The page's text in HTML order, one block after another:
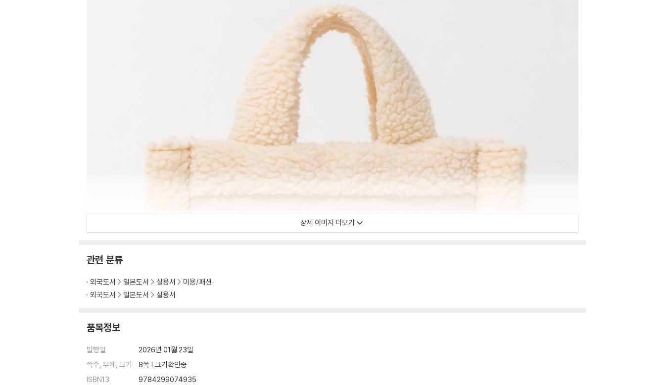
상세 이미지 더보기
관련 분류
외국도서 일본도서 실용서
미용/패션
외국도서
일본도서 실용서
품목정보
발행일
2026년 01월 23일
쪽수, 무게, 크기
8쪽 | 크기확인중
ISBN13
9784299074935